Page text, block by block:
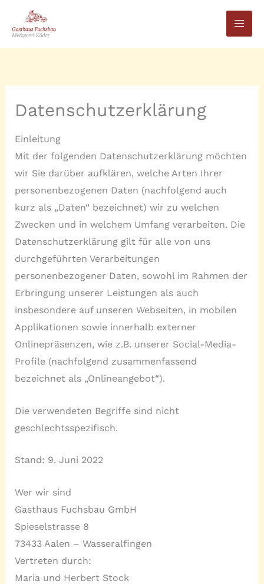
Inhalt
springen
Datenschutzerklärung
Einleitung
Mit der folgenden Datenschutzerklärung möchten
wir Sie darüber aufklären, welche Arten Ihrer
personenbezogenen Daten (nachfolgend auch
kurz als „Daten“ bezeichnet) wir zu welchen
Zwecken und in welchem Umfang verarbeiten. Die
Datenschutzerklärung gilt für alle von uns
durchgeführten Verarbeitungen
personenbezogener Daten, sowohl im Rahmen der
Erbringung unserer Leistungen als auch
insbesondere auf unseren Webseiten, in mobilen
Applikationen sowie innerhalb externer
Onlinepräsenzen, wie z.B. unserer Social-Media-
Profile (nachfolgend zusammenfassend
bezeichnet als „Onlineangebot“).
Die verwendeten Begriffe sind nicht
geschlechtsspezifisch.
Stand: 9. Juni 2022
Wer wir sind
Gasthaus Fuchsbau GmbH
Spieselstrasse 8
73433 Aalen – Wasseralfingen
Vertreten durch:
Maria und Herbert Stock